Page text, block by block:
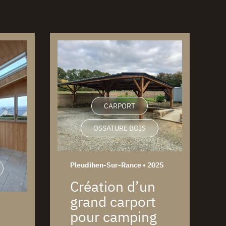
CARPORT
OSSATURE BOIS
Pleudihen-Sur-Rance • 2025
Création d’un
grand carport
pour camping